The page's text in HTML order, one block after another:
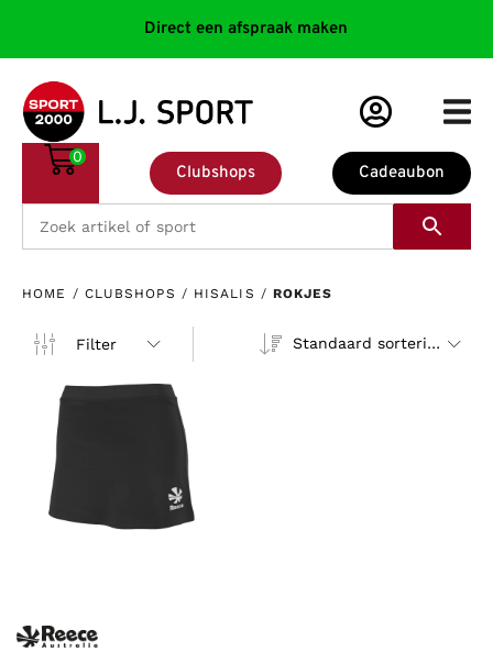
Direct een afspraak maken
Cadeaubon
Clubshops
0
HOME / CLUBSHOPS / HISALIS / ROKJES
Filter Standaard sortering